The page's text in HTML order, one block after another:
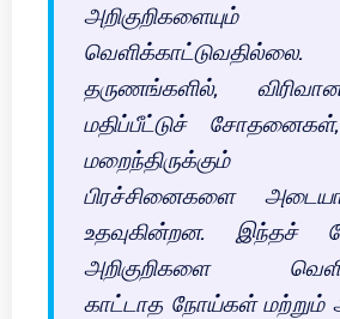
அறிகுறிகளையும்
தருணங்களில்,
மதிப்பீட்டுச்
மறைந்திருக்கும்
பிரச்சினைகளை
உதவுகின்றன. இந்தச்
அறிகுறிகளை
காட்டாத நோய்கள் மற்றும்